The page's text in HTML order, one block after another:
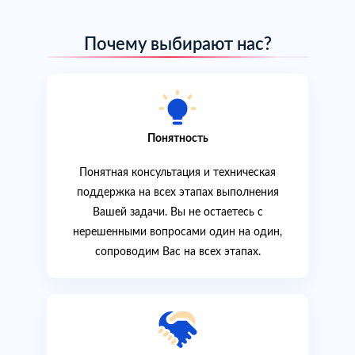
Почему выбирают нас?
Понятность
Понятная консультация и техническая
поддержка на всех этапах выполнения
Вашей задачи. Вы не остаетесь с
нерешенными вопросами один на один,
сопроводим Вас на всех этапах.